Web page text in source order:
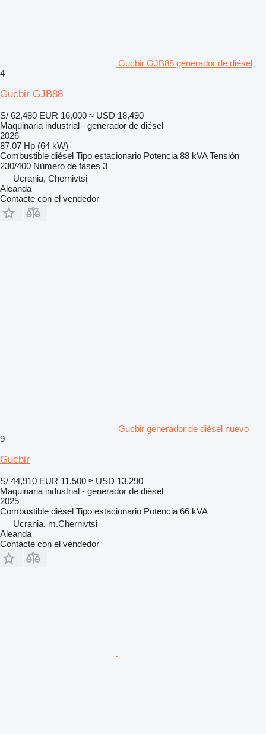
Gucbir GJB88 generador de diésel
4
Gucbir GJB88
S/ 62,480 EUR 16,000 ≈ USD 18,490
Maquinaria industrial - generador de diésel
2026
87.07 Hp (64 kW)
Combustible diésel Tipo estacionario Potencia 88 kVA Tensión
230/400 Número de fases 3
Ucrania, Chernivtsi
Aleanda
Contacte con el vendedor
Gucbir generador de diésel nuevo
9
Gucbir
S/ 44,910 EUR 11,500 ≈ USD 13,290
Maquinaria industrial - generador de diésel
2025
Combustible diésel Tipo estacionario Potencia 66 kVA
Ucrania, m.Chernivtsi
Aleanda
Contacte con el vendedor